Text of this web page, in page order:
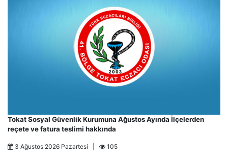
Tokat Sosyal Güvenlik Kurumuna Ağustos Ayında İlçelerden
reçete ve fatura teslimi hakkında
3 Ağustos 2026 Pazartesi | 105